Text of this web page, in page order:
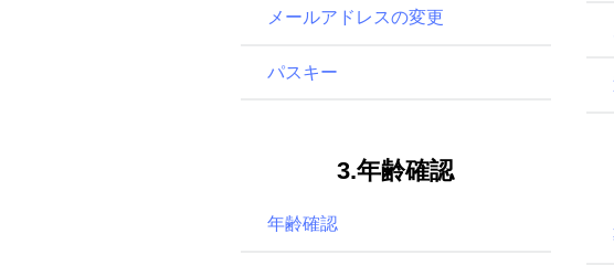
メールアドレスの変更
パスキー
3.年齢確認
年齢確認